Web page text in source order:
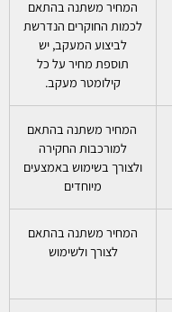
המחיר משתנה בהתאם
לכמות החוקרים הנדרשת
לביצוע המעקב, יש
תוספת מחיר על כל
קילומטר מעקב.
המחיר משתנה בהתאם
למורכבות החקירה
ולצורך בשימוש באמצעים
מיוחדים
המחיר משתנה בהתאם
לצורך ולשימוש